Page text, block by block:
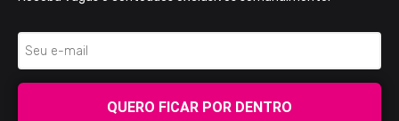
QUERO FICAR POR DENTRO